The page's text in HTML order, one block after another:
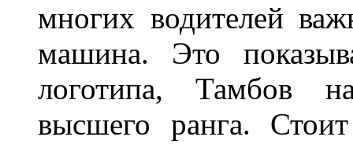
многих водителей
машина. Это
логотипа, Тамбов
высшего ранга.